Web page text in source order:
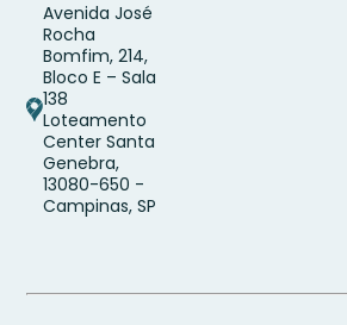
Avenida José
Rocha
Bomfim, 214,
Bloco E – Sala
138
Loteamento
Center Santa
Genebra,
13080-650 -
Campinas, SP